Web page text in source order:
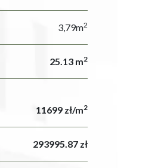
3,79m2
25.13 m2
11699 zł/m2
293995.87 zł